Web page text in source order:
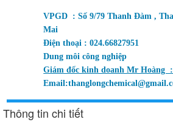
VPGD : Số 9/79 Thanh Đàm ,
Mai
Điện thoại : 024.66827951
Dung môi công nghiệp
Giám đốc kinh doanh Mr Hoàng
Email:
Thông tin chi tiết